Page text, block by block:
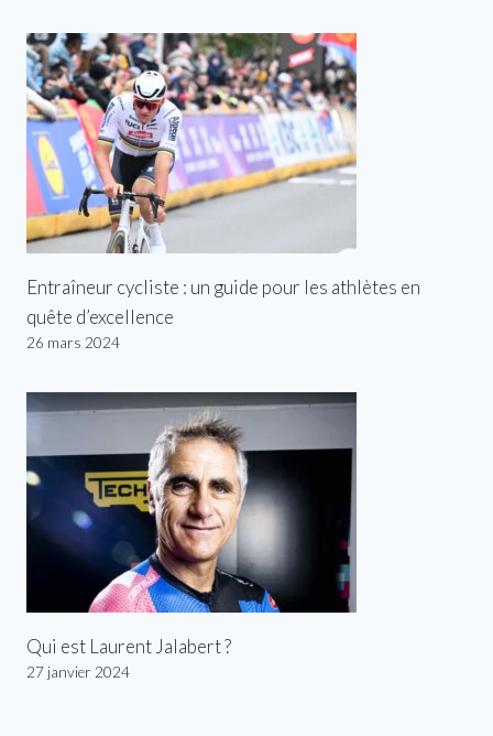
Entraîneur cycliste : un guide pour les athlètes en
quête d’excellence
26 mars 2024
Qui est Laurent Jalabert ?
27 janvier 2024